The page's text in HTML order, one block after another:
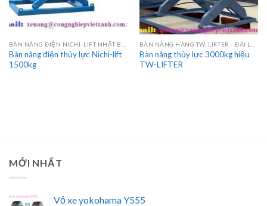
BÀN NÂNG ĐIỆN NICHI-LIFT NHẬT BẢN
Bàn nâng điện thủy lực Nichi-lift
1500kg
BÀN NÂNG HÀNG TW-LIFTER - ĐÀI LOAN
Bàn nâng thủy lực 3000kg hiệu
TW-LIFTER
MỚI NHẤT
Vỏ xe yokohama Y555